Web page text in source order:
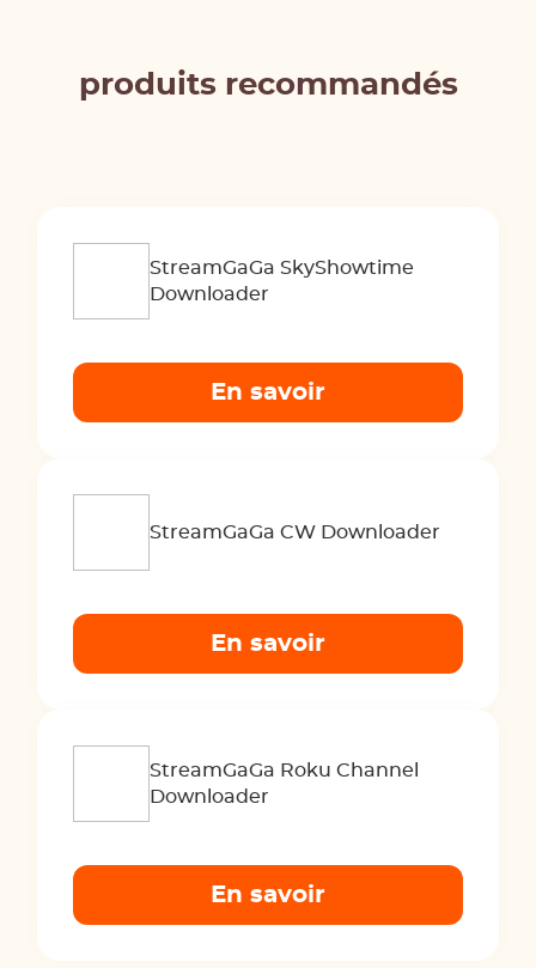
produits recommandés
StreamGaGa SkyShowtime
Downloader
En savoir
StreamGaGa CW Downloader
En savoir
StreamGaGa Roku Channel
Downloader
En savoir